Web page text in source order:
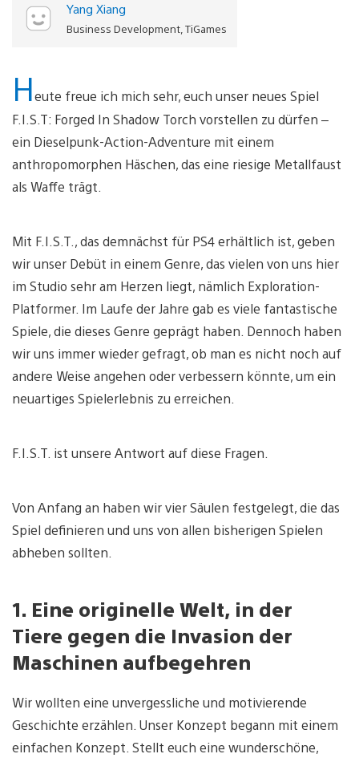
abspielen
Yang Xiang
Business Development, TiGames
Heute freue ich mich sehr, euch unser neues Spiel
F.I.S.T: Forged In Shadow Torch vorstellen zu dürfen –
ein Dieselpunk-Action-Adventure mit einem
anthropomorphen Häschen, das eine riesige Metallfaust
als Waffe trägt.
Mit F.I.S.T., das demnächst für PS4 erhältlich ist, geben
wir unser Debüt in einem Genre, das vielen von uns hier
im Studio sehr am Herzen liegt, nämlich Exploration-
Platformer. Im Laufe der Jahre gab es viele fantastische
Spiele, die dieses Genre geprägt haben. Dennoch haben
wir uns immer wieder gefragt, ob man es nicht noch auf
andere Weise angehen oder verbessern könnte, um ein
neuartiges Spielerlebnis zu erreichen.
F.I.S.T. ist unsere Antwort auf diese Fragen.
Von Anfang an haben wir vier Säulen festgelegt, die das
Spiel definieren und uns von allen bisherigen Spielen
abheben sollten.
1. Eine originelle Welt, in der
Tiere gegen die Invasion der
Maschinen aufbegehren
Wir wollten eine unvergessliche und motivierende
Geschichte erzählen. Unser Konzept begann mit einem
einfachen Konzept. Stellt euch eine wunderschöne,